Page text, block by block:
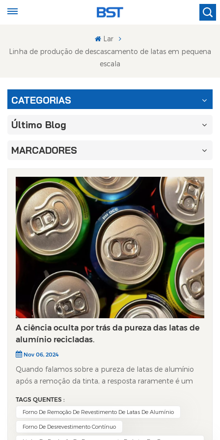
Lar
Linha de produção de descascamento de latas em pequena
escala
CATEGORIAS
Último Blog
MARCADORES
A ciência oculta por trás da pureza das latas de
alumínio recicladas.
Nov 06, 2024
Quando falamos sobre a pureza de latas de alumínio
após a remoção da tinta, a resposta raramente é um
complexo, determinado por três fatores principais: o
material original, o processo de remoção da tinta e o
tratamento subsequente. Sendo um dos materiais de
TAGS QUENTES :
Forno De Remoção De Revestimento De Latas De Alumínio
Forno De Desrevestimento Contínuo